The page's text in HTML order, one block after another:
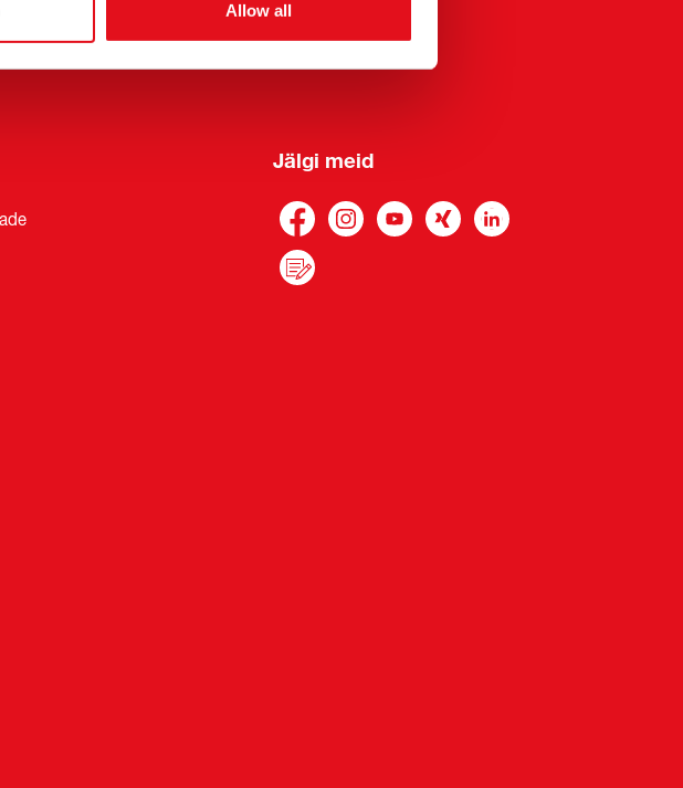
Allow all
Jälgi meid